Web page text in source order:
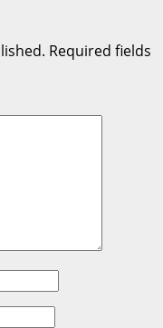
Required fields